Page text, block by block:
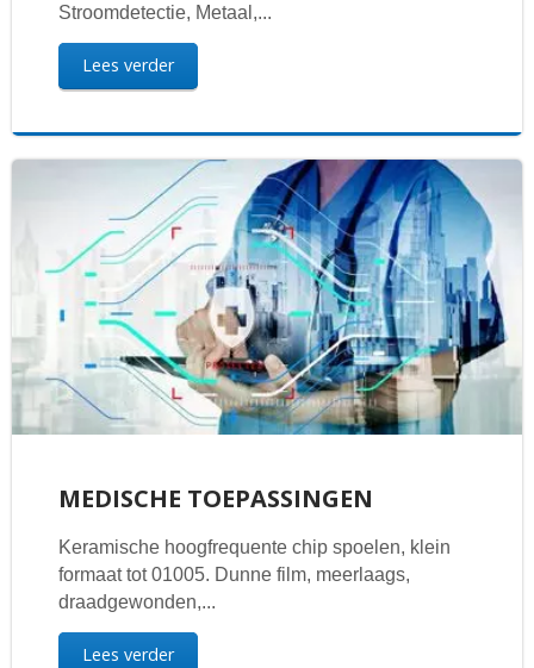
Stroomdetectie, Metaal,...
Lees verder
MEDISCHE TOEPASSINGEN
Keramische hoogfrequente chip spoelen, klein
formaat tot 01005. Dunne film, meerlaags,
draadgewonden,...
Lees verder